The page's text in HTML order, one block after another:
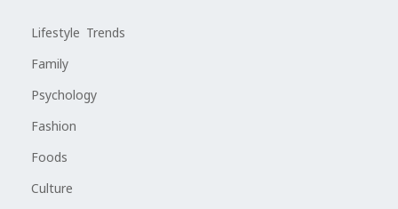
Lifestyle Trends
Family
Psychology
Fashion
Foods
Culture